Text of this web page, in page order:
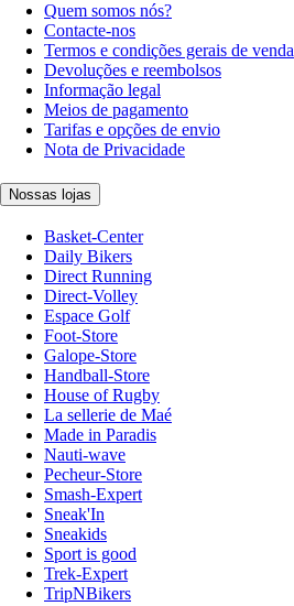
Quem somos nós?
Contacte-nos
Termos e condições gerais de venda
Devoluções e reembolsos
Informação legal
Meios de pagamento
Tarifas e opções de envio
Nota de Privacidade
Nossas lojas
Basket-Center
Daily Bikers
Direct Running
Direct-Volley
Espace Golf
Foot-Store
Galope-Store
Handball-Store
House of Rugby
La sellerie de Maé
Made in Paradis
Nauti-wave
Pecheur-Store
Smash-Expert
Sneak'In
Sneakids
Sport is good
Trek-Expert
TripNBikers